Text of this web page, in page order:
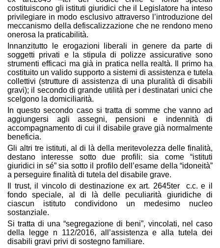
costituiscono gli istituti giuridici che il Legislatore ha inteso
privilegiare in modo esclusivo attraverso l’introduzione del
meccanismo della defiscalizzazione che ne rendono meno
onerosa la praticabilità.
Innanzitutto le erogazioni liberali in genere da parte di
soggetti privati e la stipula di polizze assicurative sono
strumenti efficaci ma già in pratica nella realtà. Il primo ha
costituito un valido supporto a sistemi di assistenza e tutela
collettivi (strutture di assistenza di una pluralità di disabili
gravi); il secondo di grande utilità per i destinatari unici che
scelgono la domiciliarità.
In questo secondo caso si tratta di somme che vanno ad
aggiungersi agli assegni, pensioni e indennità di
accompagnamento di cui il disabile grave già normalmente
beneficia.
Gli altri tre istituti, al di là della meritevolezza delle finalità,
destano interesse sotto due profili: sia come “istituti
giuridici in sé” sia sotto il profilo dell’esame della “idoneità”
a perseguire finalità di tutela del disabile grave.
Il trust, il vincolo di destinazione ex art. 2645ter c.c. e il
fondo speciale, al di là delle peculiarità giuridiche di
ciascun istituto condividono un medesimo nucleo
sostanziale.
Si tratta di una “segregazione di beni”, vincolati, nel caso
della legge n 112/2016, all’assistenza e alla tutela dei
disabili gravi privi di sostegno familiare.